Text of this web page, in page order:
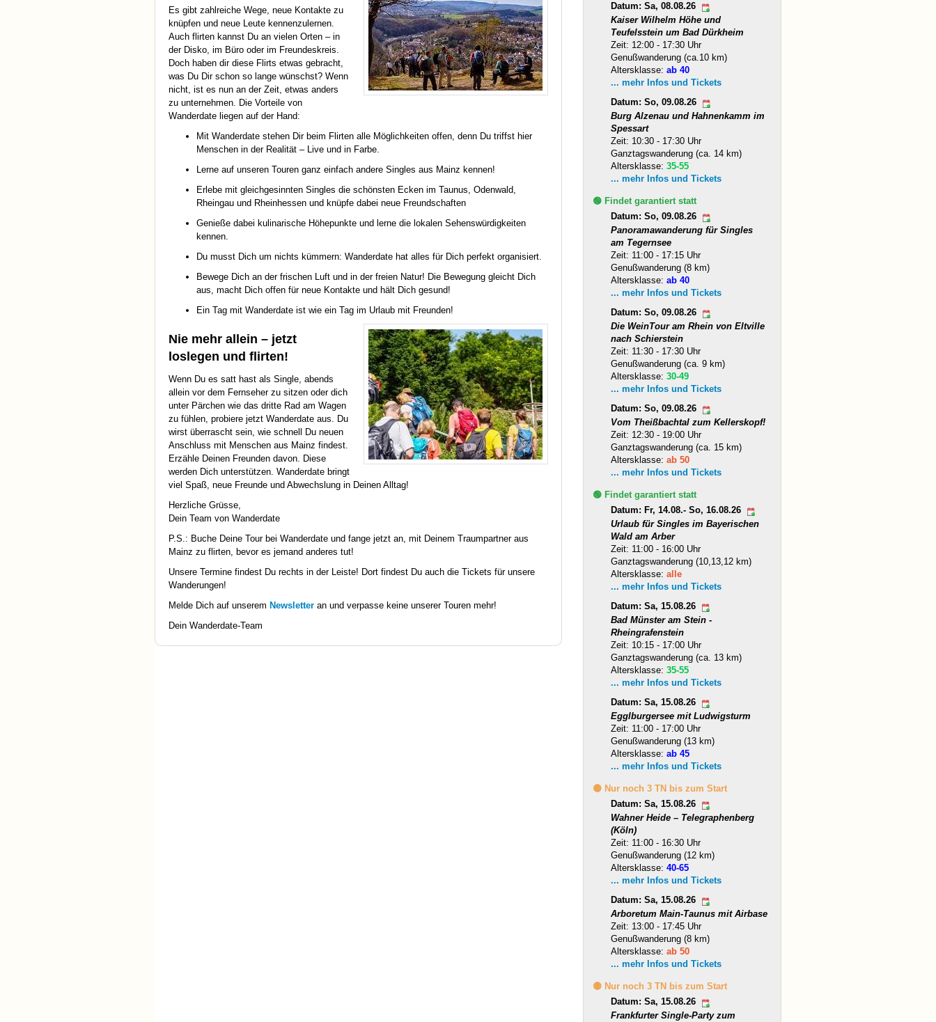
Es gibt zahlreiche Wege, neue Kontakte zu
knüpfen und neue Leute kennenzulernen.
Auch flirten kannst Du an vielen Orten – in
der Disko, im Büro oder im Freundeskreis.
Doch haben dir diese Flirts etwas gebracht,
was Du Dir schon so lange wünschst? Wenn
nicht, ist es nun an der Zeit, etwas anders
zu unternehmen. Die Vorteile von
Wanderdate liegen auf der Hand:
Mit Wanderdate stehen Dir beim Flirten alle Möglichkeiten offen, denn Du triffst hier
Menschen in der Realität – Live und in Farbe.
Lerne auf unseren Touren ganz einfach andere Singles aus Mainz kennen!
Erlebe mit gleichgesinnten Singles die schönsten Ecken im Taunus, Odenwald,
Rheingau und Rheinhessen und knüpfe dabei neue Freundschaften
Genieße dabei kulinarische Höhepunkte und lerne die lokalen Sehenswürdigkeiten
kennen.
Du musst Dich um nichts kümmern: Wanderdate hat alles für Dich perfekt organisiert.
Bewege Dich an der frischen Luft und in der freien Natur! Die Bewegung gleicht Dich
aus, macht Dich offen für neue Kontakte und hält Dich gesund!
Ein Tag mit Wanderdate ist wie ein Tag im Urlaub mit Freunden!
Nie mehr allein – jetzt
loslegen und flirten!
Wenn Du es satt hast als Single, abends
allein vor dem Fernseher zu sitzen oder dich
unter Pärchen wie das dritte Rad am Wagen
zu fühlen, probiere jetzt Wanderdate aus. Du
wirst überrascht sein, wie schnell Du neuen
Anschluss mit Menschen aus Mainz findest.
Erzähle Deinen Freunden davon. Diese
werden Dich unterstützen. Wanderdate bringt
viel Spaß, neue Freunde und Abwechslung in Deinen Alltag!
Herzliche Grüsse,
Dein Team von Wanderdate
P.S.: Buche Deine Tour bei Wanderdate und fange jetzt an, mit Deinem Traumpartner aus
Mainz zu flirten, bevor es jemand anderes tut!
Unsere Termine findest Du rechts in der Leiste! Dort findest Du auch die Tickets für unsere
Wanderungen!
Melde Dich auf unserem Newsletter an und verpasse keine unserer Touren mehr!
Dein Wanderdate-Team
Datum: Sa, 08.08.26
Kaiser Wilhelm Höhe und
Teufelsstein um Bad Dürkheim
Zeit: 12:00 - 17:30 Uhr
Genußwanderung (ca.10 km)
Altersklasse:ab 40
... mehr Infos und Tickets
Datum: So, 09.08.26
Burg Alzenau und Hahnenkamm im
Spessart
Zeit: 10:30 - 17:30 Uhr
Ganztagswanderung (ca. 14 km)
Altersklasse:35-55
... mehr Infos und Tickets
🟢 Findet garantiert statt
Datum: So, 09.08.26
Panoramawanderung für Singles
am Tegernsee
Zeit: 11:00 - 17:15 Uhr
Genußwanderung (8 km)
Altersklasse:ab 40
... mehr Infos und Tickets
Datum: So, 09.08.26
Die WeinTour am Rhein von Eltville
nach Schierstein
Zeit: 11:30 - 17:30 Uhr
Genußwanderung (ca. 9 km)
Altersklasse:30-49
... mehr Infos und Tickets
Datum: So, 09.08.26
Vom Theißbachtal zum Kellerskopf!
Zeit: 12:30 - 19:00 Uhr
Ganztagswanderung (ca. 15 km)
Altersklasse:ab 50
... mehr Infos und Tickets
🟢 Findet garantiert statt
Datum: Fr, 14.08.- So, 16.08.26
Urlaub für Singles im Bayerischen
Wald am Arber
Zeit: 11:00 - 16:00 Uhr
Ganztagswanderung (10,13,12 km)
Altersklasse:alle
... mehr Infos und Tickets
Datum: Sa, 15.08.26
Bad Münster am Stein -
Rheingrafenstein
Zeit: 10:15 - 17:00 Uhr
Ganztagswanderung (ca. 13 km)
Altersklasse:35-55
... mehr Infos und Tickets
Datum: Sa, 15.08.26
Egglburgersee mit Ludwigsturm
Zeit: 11:00 - 17:00 Uhr
Genußwanderung (13 km)
Altersklasse:ab 45
... mehr Infos und Tickets
🟡 Nur noch 3 TN bis zum Start
Datum: Sa, 15.08.26
Wahner Heide – Telegraphenberg
(Köln)
Zeit: 11:00 - 16:30 Uhr
Genußwanderung (12 km)
Altersklasse:40-65
... mehr Infos und Tickets
Datum: Sa, 15.08.26
Arboretum Main-Taunus mit Airbase
Zeit: 13:00 - 17:45 Uhr
Genußwanderung (8 km)
Altersklasse:ab 50
... mehr Infos und Tickets
🟡 Nur noch 3 TN bis zum Start
Datum: Sa, 15.08.26
Frankfurter Single-Party zum